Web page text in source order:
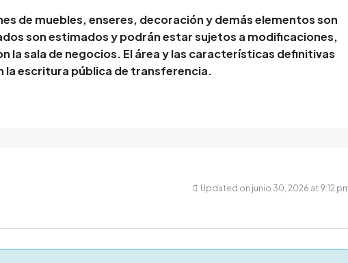
de muebles, enseres, decoración y demás elementos son
son estimados y podrán estar sujetos a modificaciones,
la sala de negocios. El área y las características definitivas
la escritura pública de transferencia.
Updated on junio 30, 2026 at 9:12